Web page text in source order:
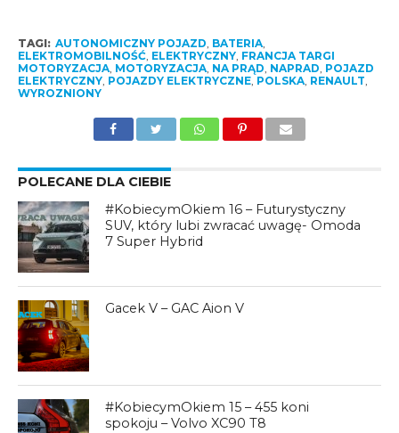
TAGI: AUTONOMICZNY POJAZD, BATERIA,
ELEKTROMOBILNOŚĆ, ELEKTRYCZNY, FRANCJA TARGI
MOTORYZACJA, MOTORYZACJA, NA PRĄD, NAPRAD, POJAZD
ELEKTRYCZNY, POJAZDY ELEKTRYCZNE, POLSKA, RENAULT,
WYROZNIONY
POLECANE DLA CIEBIE
#KobiecymOkiem 16 – Futurystyczny
SUV, który lubi zwracać uwagę- Omoda
7 Super Hybrid
Gacek V – GAC Aion V
#KobiecymOkiem 15 – 455 koni
spokoju – Volvo XC90 T8